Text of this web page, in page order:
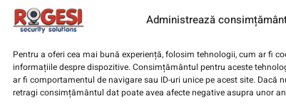
Administrează
Pentru a oferi cea mai bună experiență, folosim tehnologii, cum ar fi
informațiile despre dispozitive. Consimțământul pentru aceste
ar fi comportamentul de navigare sau ID-uri unice pe acest site. Dacă
retragi consimțământul dat poate avea afecte negative asupra unor